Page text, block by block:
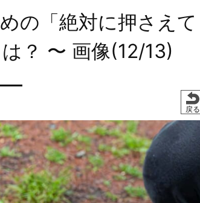
の「絶対に押さえて
？ 〜 画像(12/13)
戻る